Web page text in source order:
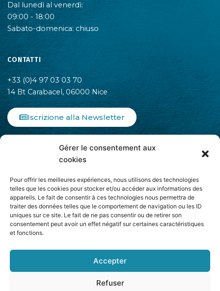
Gérer le consentement aux
cookies
Pour offrir les meilleures expériences, nous utilisons des technologies
telles que les cookies pour stocker et/ou accéder aux informations des
appareils. Le fait de consentir à ces technologies nous permettra de
traiter des données telles que le comportement de navigation ou les ID
uniques sur ce site. Le fait de ne pas consentir ou de retirer son
consentement peut avoir un effet négatif sur certaines caractéristiques
et fonctions.
Accepter
Refuser
Dal lunedì al venerdì:
09:00 - 18:00
Sabato-domenica: chiuso
CONTATTI
+33 (0)4 97 03 03 70
14 Bt Carabacel, 06000 Nice
Iscrizione alla Newsletter
b
o
o
k
-
f
a
g
r
a
m
i
n
e
d
i
n
-
i
Aderisce ad